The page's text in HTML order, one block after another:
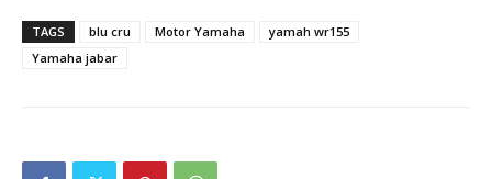
TAGS blu cru Motor Yamaha
yamah wr155
Yamaha jabar